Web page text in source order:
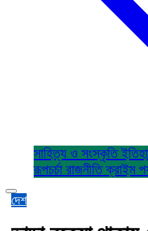
সাহিত্য ও সংস্কৃতি
রূপচর্চা রাজনীতিক্রাইম
দেশ